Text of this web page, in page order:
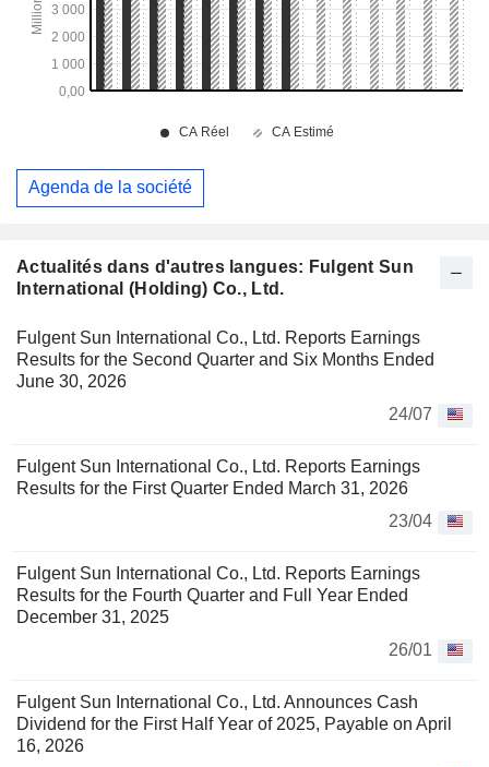
Actualités dans d'autres langues: Fulgent Sun
International (Holding) Co., Ltd.
Fulgent Sun International Co., Ltd. Reports Earnings
Results for the Second Quarter and Six Months Ended
June 30, 2026
24/07
Fulgent Sun International Co., Ltd. Reports Earnings
Results for the First Quarter Ended March 31, 2026
23/04
Fulgent Sun International Co., Ltd. Reports Earnings
Results for the Fourth Quarter and Full Year Ended
December 31, 2025
26/01
Fulgent Sun International Co., Ltd. Announces Cash
Dividend for the First Half Year of 2025, Payable on April
16, 2026
Agenda de la société